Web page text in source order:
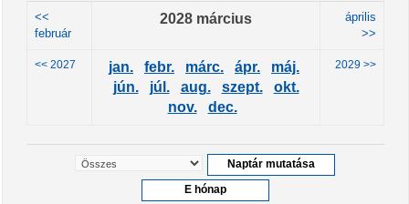
<<
február
2028 március
április
>>
<< 2027 jan. febr. márc. ápr.
máj.
jún.
júl. aug. szept.
okt.
nov.
dec.
2029 >>